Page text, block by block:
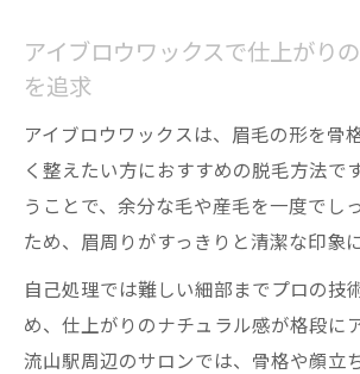
アイブロウワックスで仕上がり
を追求
アイブロウワックスは、眉毛の形を骨
く整えたい方におすすめの脱毛方法で
うことで、余分な毛や産毛を一度でし
ため、眉周りがすっきりと清潔な印象
自己処理では難しい細部までプロの技
め、仕上がりのナチュラル感が格段に
流山駅周辺のサロンでは、骨格や顔立